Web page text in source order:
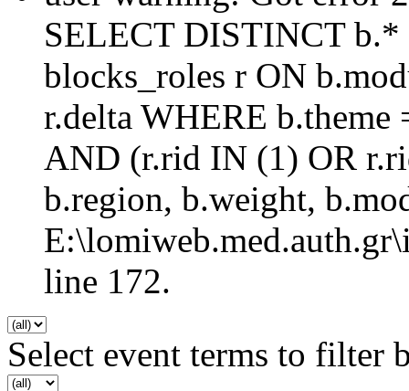
SELECT DISTINCT
blocks_roles r ON
r.delta WHERE b.theme
AND (r.rid IN (1) OR
b.region, b.weight,
line 172.
Select event terms to filter